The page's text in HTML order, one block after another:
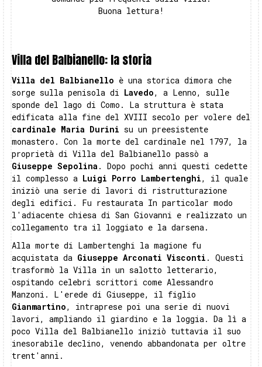
Buona lettura!
Villa del Balbianello: la storia
Villa del Balbianello è una storica dimora che
sorge sulla penisola di Lavedo, a Lenno, sulle
sponde del lago di Como. La struttura è stata
edificata alla fine del XVIII secolo per volere del
cardinale Maria Durini su un preesistente
monastero. Con la morte del cardinale nel 1797, la
proprietà di Villa del Balbianello passò a
Giuseppe Sepolina . Dopo pochi anni questi cedette
il complesso a Luigi Porro Lambertenghi, il quale
iniziò una serie di lavori di ristrutturazione
degli edifici. Fu restaurata In particolar modo
l'adiacente chiesa di San Giovanni e realizzato un
collegamento tra il loggiato e la darsena.
Alla morte di Lambertenghi la magione fu
acquistata da Giuseppe Arconati Visconti . Questi
trasformò la Villa in un salotto letterario,
ospitando celebri scrittori come Alessandro
Manzoni. L'erede di Giuseppe, il figlio
Gianmartino, intraprese poi una serie di nuovi
lavori, ampliando il giardino e la loggia. Da lì a
poco Villa del Balbianello iniziò tuttavia il suo
inesorabile declino, venendo abbandonata per oltre
trent'anni.